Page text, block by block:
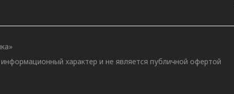
характер и не является публичной офертой